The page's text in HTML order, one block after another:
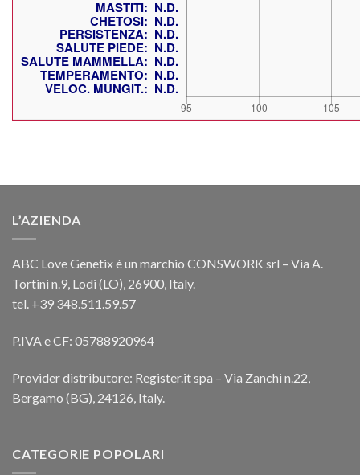
L’AZIENDA
ABC Love Genetix è un marchio CONSWORK srl – Via A.
Tortini n.9, Lodi (LO), 26900, Italy.
tel. +39 348.511.59.57
P.IVA e CF: 05788920964
Provider distributore: Register.it spa – Via Zanchi n.22,
Bergamo (BG), 24126, Italy.
CATEGORIE POPOLARI